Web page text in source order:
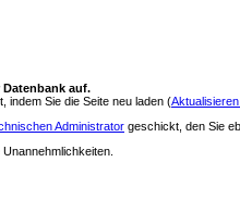
auf.
indem Sie die Seite neu laden (
Administrator geschickt, den Sie